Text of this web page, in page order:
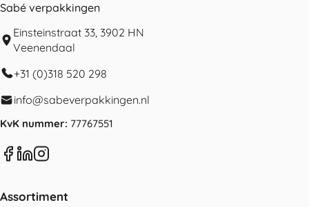
Sabé verpakkingen
Einsteinstraat 33, 3902 HN
Veenendaal
+31 (0)318 520 298
info@sabeverpakkingen.nl
KvK nummer: 77767551
Assortiment